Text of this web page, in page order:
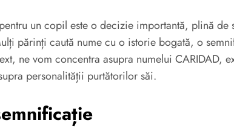
un copil este o decizie importantă, plină de
părinți caută nume cu o istorie bogată, o
ne vom concentra asupra numelui CARIDAD,
personalității purtătorilor săi.